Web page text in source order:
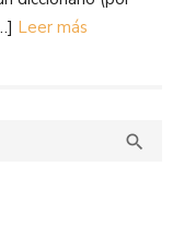
Leer más
